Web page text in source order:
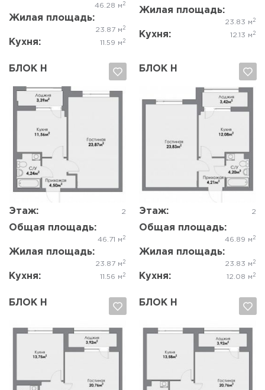
46.28 м 2
Жилая площадь:
23.87 м 2
Кухня: 11.59 м 2
Жилая площадь:
23.83 м 2
Кухня: 12.13 м 2
БЛОК Н
Этаж: 2
Общая площадь:
46.71 м 2
Жилая площадь:
23.87 м 2
Кухня: 11.56 м 2
Да, удалить
БЛОК Н
Этаж: 2
Общая площадь:
46.89 м 2
Жилая площадь:
23.83 м 2
Кухня: 12.08 м 2
Отмена
БЛОК Н БЛОК Н